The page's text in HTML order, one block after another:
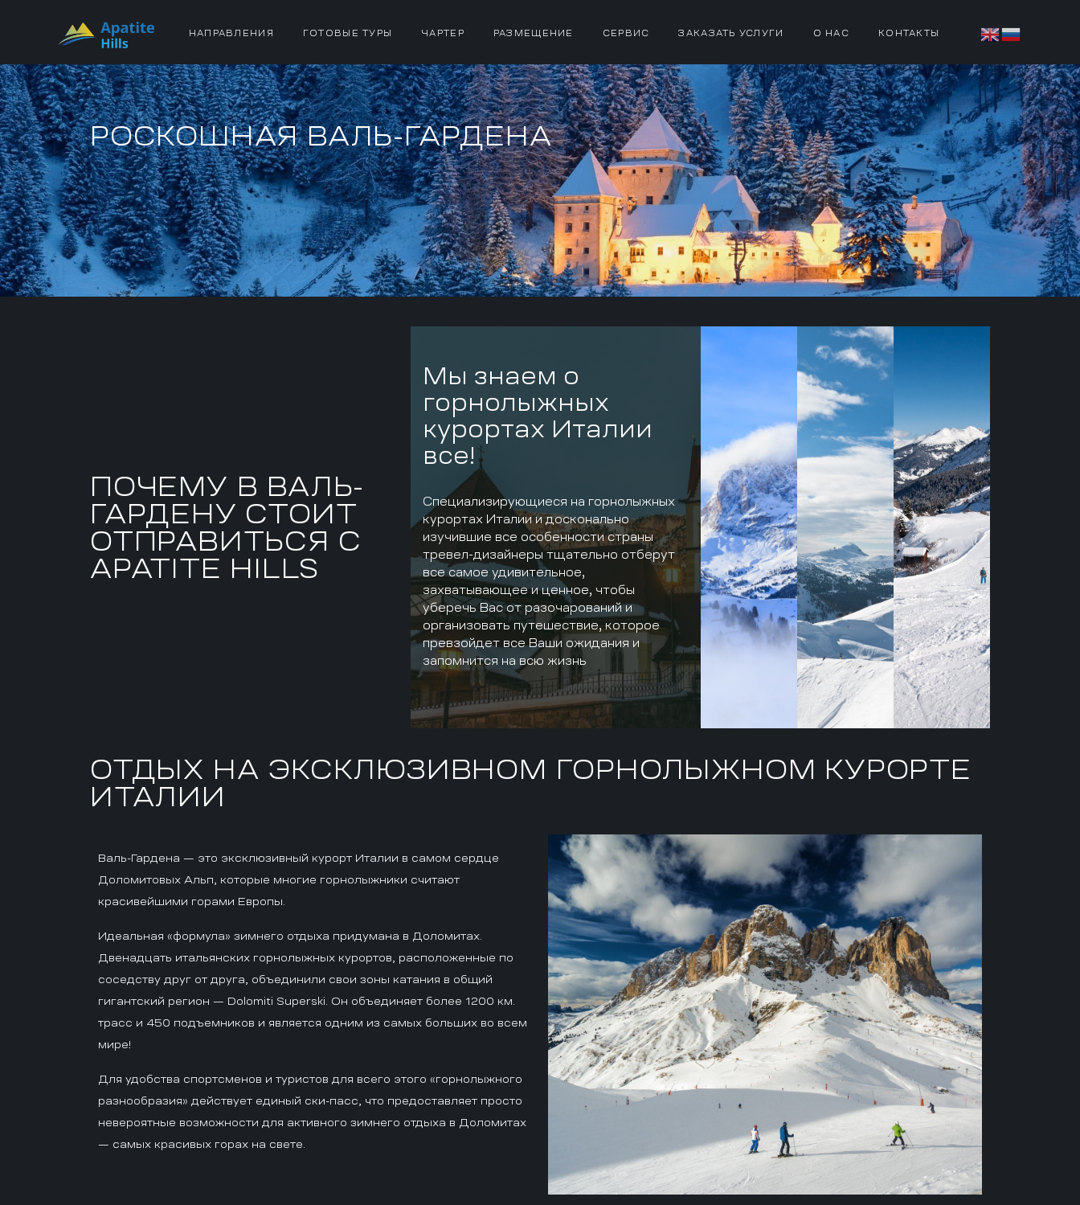
НАПРАВЛЕНИЯ ГОТОВЫЕ ТУРЫ ЧАРТЕР РАЗМЕЩЕНИЕ СЕРВИС ЗАКАЗАТЬ УСЛУГИ О НАС КОНТАКТЫ
РОСКОШНАЯ ВАЛЬ-ГАРДЕНА
ПОЧЕМУ В ВАЛЬ-
ГАРДЕНУ СТОИТ
ОТПРАВИТЬСЯ С
APATITE HILLS
Мы знаем о
горнолыжных
курортах Италии
все!
Специализирующиеся на горнолыжных
курортах Италии и досконально
изучившие все особенности страны
тревел-дизайнеры тщательно отберут
все самое удивительное,
захватывающее и ценное, чтобы
уберечь Вас от разочарований и
организовать путешествие, которое
превзойдет все Ваши ожидания и
запомнится на всю жизнь
ОТДЫХ НА ЭКСКЛЮЗИВНОМ ГОРНОЛЫЖНОМ КУРОРТЕ
ИТАЛИИ
Валь-Гардена — это эксклюзивный курорт Италии в самом сердце
Доломитовых Альп, которые многие горнолыжники считают
красивейшими горами Европы.
Идеальная «формула» зимнего отдыха придумана в Доломитах.
Двенадцать итальянских горнолыжных курортов, расположенные по
соседству друг от друга, объединили свои зоны катания в общий
гигантский регион — Dolomiti Superski. Он объединяет более 1200 км.
трасс и 450 подъемников и является одним из самых больших во всем
мире!
Для удобства спортсменов и туристов для всего этого «горнолыжного
разнообразия» действует единый ски-пасс, что предоставляет просто
невероятные возможности для активного зимнего отдыха в Доломитах
— самых красивых горах на свете.